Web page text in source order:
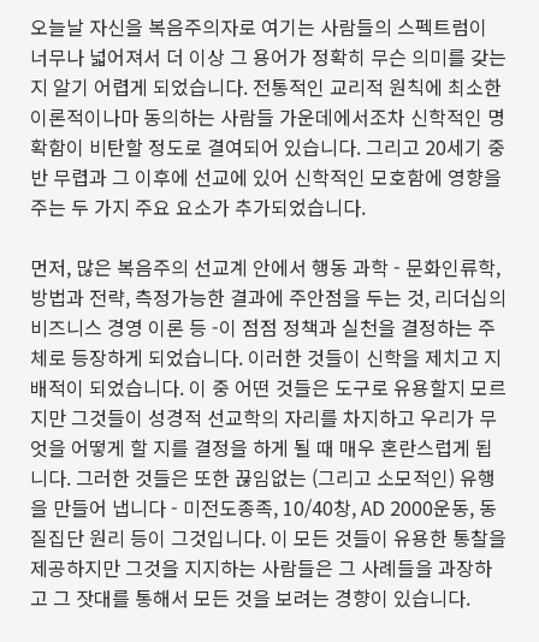
오늘날 자신을 복음주의자로 여기는 사람들의 스펙트럼이
너무나 넓어져서 더 이상 그 용어가 정확히 무슨 의미를 갖는
지 알기 어렵게 되었습니다. 전통적인 교리적 원칙에 최소한
이론적이나마 동의하는 사람들 가운데에서조차 신학적인 명
확함이 비탄할 정도로 결여되어 있습니다. 그리고 20세기 중
반 무렵과 그 이후에 선교에 있어 신학적인 모호함에 영향을
주는 두 가지 주요 요소가 추가되었습니다.
먼저, 많은 복음주의 선교계 안에서 행동 과학- 문화인류학,
방법과 전략, 측정가능한 결과에 주안점을 두는 것, 리더십의
비즈니스 경영 이론 등 -이 점점 정책과 실천을 결정하는 주
체로 등장하게 되었습니다. 이러한 것들이 신학을 제치고 지
배적이 되었습니다. 이 중 어떤 것들은 도구로 유용할지 모르
지만 그것들이 성경적 선교학의 자리를 차지하고 우리가 무
엇을 어떻게 할 지를 결정을 하게 될 때 매우 혼란스럽게 됩
니다. 그러한 것들은 또한 끊임없는 (그리고 소모적인) 유행
을 만들어 냅니다- 미전도종족, 10/40창, AD 2000운동, 동
질집단 원리 등이 그것입니다. 이 모든 것들이 유용한 통찰을
제공하지만 그것을 지지하는 사람들은 그 사례들을 과장하
고 그 잣대를 통해서 모든 것을 보려는 경향이 있습니다.